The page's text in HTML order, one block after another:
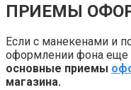
ПРИЕМЫ
Если с манекенами и
оформлении фона еще
основные приемы
магазина.